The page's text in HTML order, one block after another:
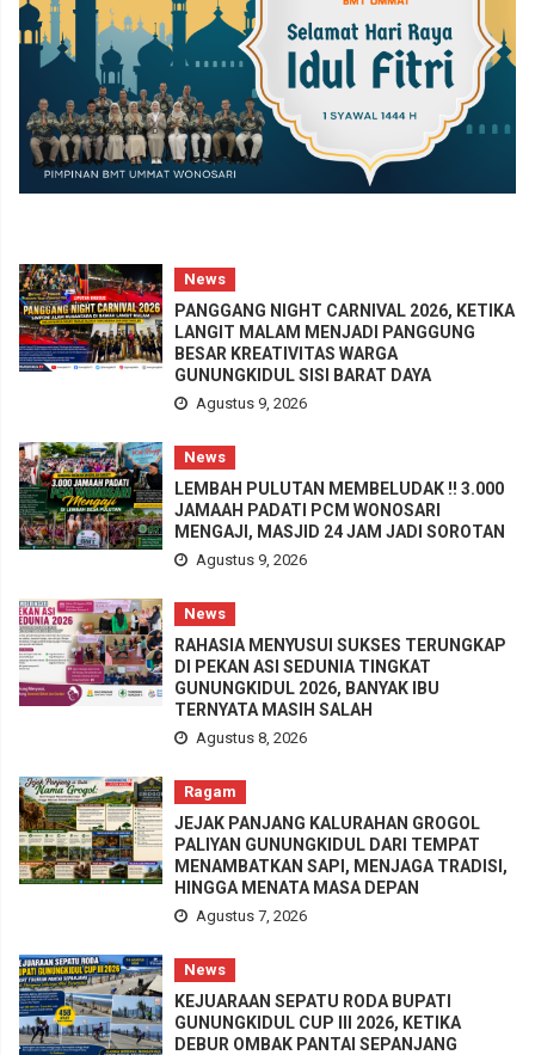
News
PANGGANG NIGHT CARNIVAL 2026, KETIKA
LANGIT MALAM MENJADI PANGGUNG
BESAR KREATIVITAS WARGA
GUNUNGKIDUL SISI BARAT DAYA
Agustus 9, 2026
News
LEMBAH PULUTAN MEMBELUDAK !! 3.000
JAMAAH PADATI PCM WONOSARI
MENGAJI, MASJID 24 JAM JADI SOROTAN
Agustus 9, 2026
News
RAHASIA MENYUSUI SUKSES TERUNGKAP
DI PEKAN ASI SEDUNIA TINGKAT
GUNUNGKIDUL 2026, BANYAK IBU
TERNYATA MASIH SALAH
Agustus 8, 2026
Ragam
JEJAK PANJANG KALURAHAN GROGOL
PALIYAN GUNUNGKIDUL DARI TEMPAT
MENAMBATKAN SAPI, MENJAGA TRADISI,
HINGGA MENATA MASA DEPAN
Agustus 7, 2026
News
KEJUARAAN SEPATU RODA BUPATI
GUNUNGKIDUL CUP III 2026, KETIKA
DEBUR OMBAK PANTAI SEPANJANG